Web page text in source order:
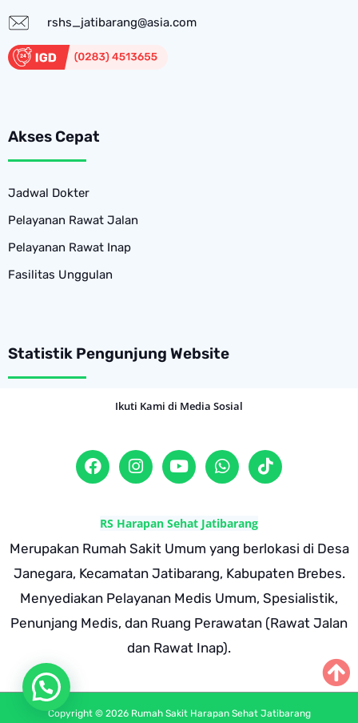
rshs_jatibarang@asia.com
Akses Cepat
Jadwal Dokter
Pelayanan Rawat Jalan
Pelayanan Rawat Inap
Fasilitas Unggulan
Statistik Pengunjung Website
Ikuti Kami di Media Sosial
RS Harapan Sehat Jatibarang
Merupakan Rumah Sakit Umum yang berlokasi di Desa
Janegara, Kecamatan Jatibarang, Kabupaten Brebes.
Menyediakan Pelayanan Medis Umum, Spesialistik,
Penunjang Medis, dan Ruang Perawatan (Rawat Jalan
dan Rawat Inap).
Copyright © 2026 Rumah Sakit Harapan Sehat Jatibarang